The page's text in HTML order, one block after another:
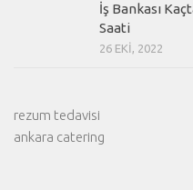
İş Bankası
Saati
26 EKI, 2022
rezum tedavisi
ankara catering